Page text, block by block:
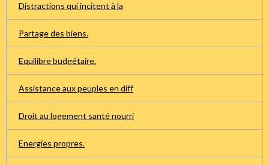
Distractions qui incitent à la
Partage des biens.
Equilibre budgétaire.
Assistance aux peuples en diff
Droit au logement santé nourri
Energies propres.